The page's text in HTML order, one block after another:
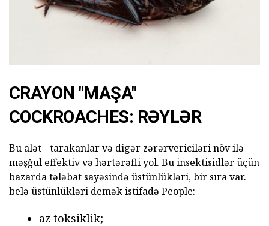
CRAYON "MAŞA"
COCKROACHES: RƏYLƏR
Bu alət - tarakanlar və digər zərərvericiləri növ ilə
məşğul effektiv və hərtərəfli yol. Bu insektisidlər üçün
bazarda tələbat sayəsində üstünlükləri, bir sıra var.
belə üstünlükləri demək istifadə People:
az toksiklik;